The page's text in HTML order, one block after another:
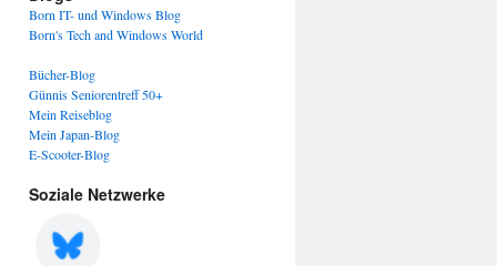
Born IT- und Windows Blog
Born's Tech and Windows World
Bücher-Blog
Günnis Seniorentreff 50+
Mein Reiseblog
Mein Japan-Blog
E-Scooter-Blog
Soziale Netzwerke